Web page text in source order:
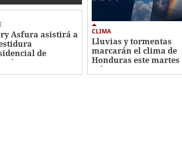
Asfura asistirá a
de
CLIMA
Lluvias y tormentas
marcarán el clima de
Honduras este martes
4 de agosto